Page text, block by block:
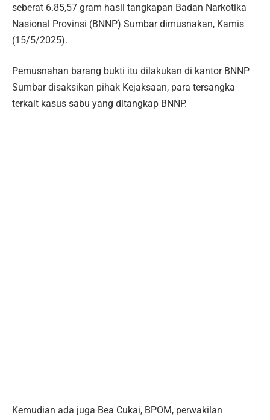
seberat 6.85,57 gram hasil tangkapan Badan Narkotika
Nasional Provinsi (BNNP) Sumbar dimusnakan, Kamis
(15/5/2025).
Pemusnahan barang bukti itu dilakukan di kantor BNNP
Sumbar disaksikan pihak Kejaksaan, para tersangka
terkait kasus sabu yang ditangkap BNNP.
Kemudian ada juga Bea Cukai, BPOM, perwakilan